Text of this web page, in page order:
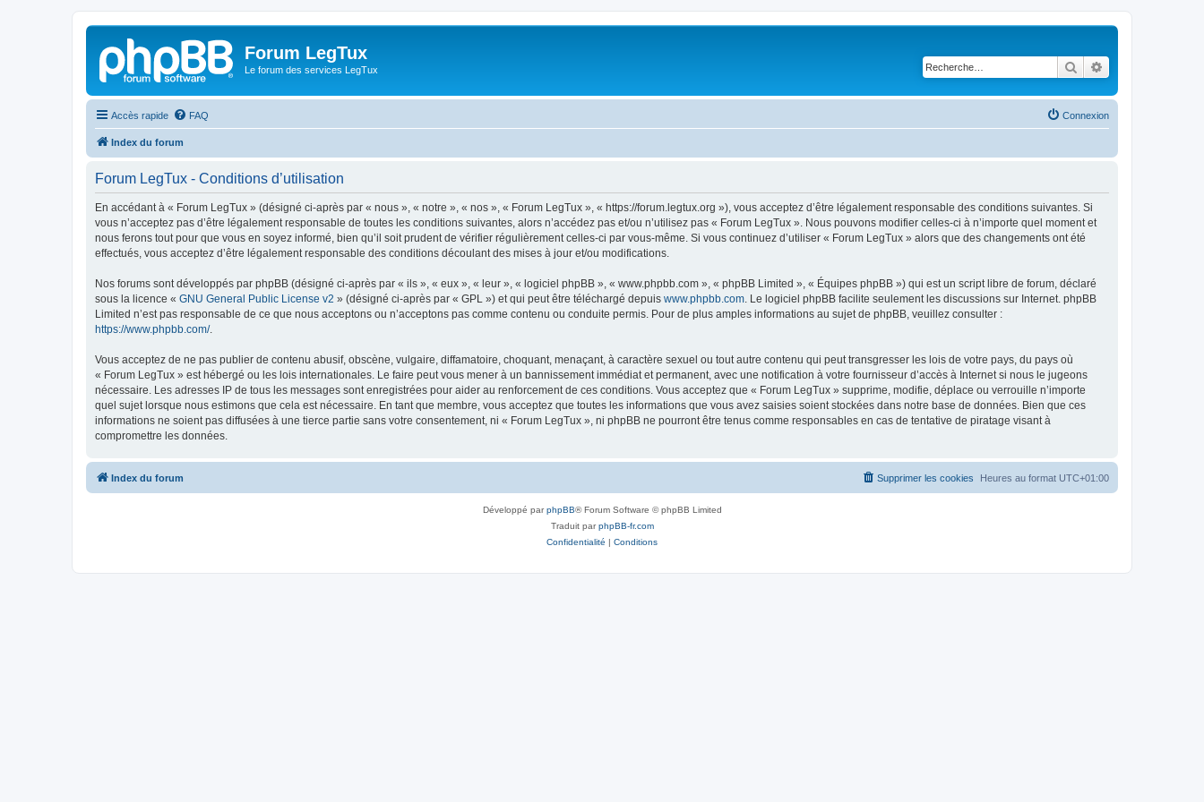
Forum LegTux
Le forum des services LegTux Rechercher
Accès rapide FAQ Connexion
Index du forum
Forum LegTux - Conditions d’utilisation
En accédant à « Forum LegTux » (désigné ci-après par « nous », « notre », « nos », « Forum LegTux », « https://forum.legtux.org »), vous acceptez d’être légalement responsable des conditions suivantes. Si
vous n’acceptez pas d’être légalement responsable de toutes les conditions suivantes, alors n’accédez pas et/ou n’utilisez pas « Forum LegTux ». Nous pouvons modifier celles-ci à n’importe quel moment et
nous ferons tout pour que vous en soyez informé, bien qu’il soit prudent de vérifier régulièrement celles-ci par vous-même. Si vous continuez d’utiliser « Forum LegTux » alors que des changements ont été
effectués, vous acceptez d’être légalement responsable des conditions découlant des mises à jour et/ou modifications.
Nos forums sont développés par phpBB (désigné ci-après par « ils », « eux », « leur », « logiciel phpBB », « www.phpbb.com », « phpBB Limited », « Équipes phpBB ») qui est un script libre de forum, déclaré
sous la licence « GNU General Public License v2 » (désigné ci-après par « GPL ») et qui peut être téléchargé depuis www.phpbb.com . Le logiciel phpBB facilite seulement les discussions sur Internet. phpBB
Limited n’est pas responsable de ce que nous acceptons ou n’acceptons pas comme contenu ou conduite permis. Pour de plus amples informations au sujet de phpBB, veuillez consulter :
https://www.phpbb.com/.
Vous acceptez de ne pas publier de contenu abusif, obscène, vulgaire, diffamatoire, choquant, menaçant, à caractère sexuel ou tout autre contenu qui peut transgresser les lois de votre pays, du pays où
« Forum LegTux » est hébergé ou les lois internationales. Le faire peut vous mener à un bannissement immédiat et permanent, avec une notification à votre fournisseur d’accès à Internet si nous le jugeons
nécessaire. Les adresses IP de tous les messages sont enregistrées pour aider au renforcement de ces conditions. Vous acceptez que « Forum LegTux » supprime, modifie, déplace ou verrouille n’importe
quel sujet lorsque nous estimons que cela est nécessaire. En tant que membre, vous acceptez que toutes les informations que vous avez saisies soient stockées dans notre base de données. Bien que ces
informations ne soient pas diffusées à une tierce partie sans votre consentement, ni « Forum LegTux », ni phpBB ne pourront être tenus comme responsables en cas de tentative de piratage visant à
compromettre les données.
Index du forum Heures au format UTC+01:00
Supprimer les cookies
Développé parphpBB® Forum Software © phpBB Limited
Traduit parphpBB-fr.com
Confidentialité | Conditions